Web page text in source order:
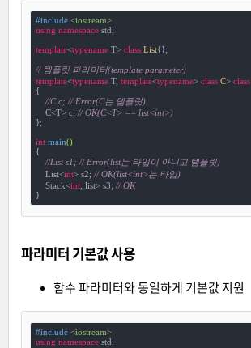
#include <iostream>
using namespace std;
template<typename T> class List{};
// 템플릿 파라미터(template parameter)
template<typename T, template<typename> class C> class
{
//C c; // Error(C는 템플릿)
    C<T> c;
// OK(C<T> == list<int>)
};
int main()
{
//List s1; // Error(list는 타입이 아니고 템플릿)
    List<
int> s2; // OK(list<int>는 타입)
    Stack<
int, list> s3; // OK
파라미터 기본값 사용
함수 파라미터와 동일하게 기본값 지원
#include <iostream>
using namespace std;